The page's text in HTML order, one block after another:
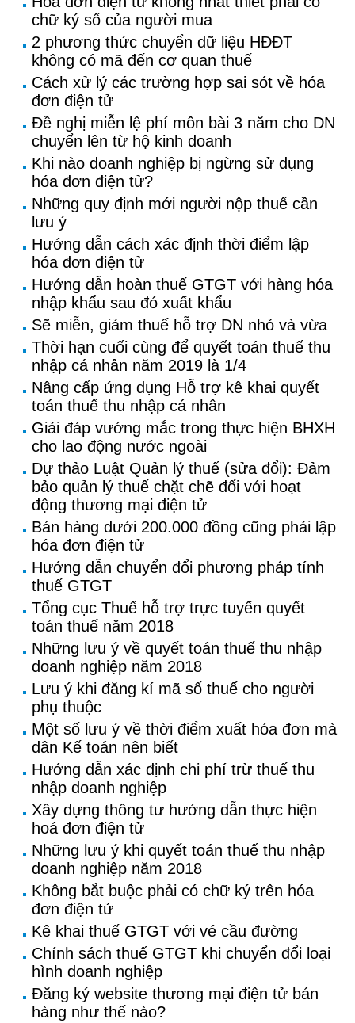
chữ ký số của người mua
2 phương thức chuyển dữ liệu HĐĐT
không có mã đến cơ quan thuế
Cách xử lý các trường hợp sai sót về hóa
đơn điện tử
Đề nghị miễn lệ phí môn bài 3 năm cho DN
chuyển lên từ hộ kinh doanh
Khi nào doanh nghiệp bị ngừng sử dụng
hóa đơn điện tử?
Những quy định mới người nộp thuế cần
lưu ý
Hướng dẫn cách xác định thời điểm lập
hóa đơn điện tử
Hướng dẫn hoàn thuế GTGT với hàng hóa
nhập khẩu sau đó xuất khẩu
Sẽ miễn, giảm thuế hỗ trợ DN nhỏ và vừa
Thời hạn cuối cùng để quyết toán thuế thu
nhập cá nhân năm 2019 là 1/4
Nâng cấp ứng dụng Hỗ trợ kê khai quyết
toán thuế thu nhập cá nhân
Giải đáp vướng mắc trong thực hiện BHXH
cho lao động nước ngoài
Dự thảo Luật Quản lý thuế (sửa đổi): Đảm
bảo quản lý thuế chặt chẽ đối với hoạt
động thương mại điện tử
Bán hàng dưới 200.000 đồng cũng phải lập
hóa đơn điện tử
Hướng dẫn chuyển đổi phương pháp tính
thuế GTGT
Tổng cục Thuế hỗ trợ trực tuyến quyết
toán thuế năm 2018
Những lưu ý về quyết toán thuế thu nhập
doanh nghiệp năm 2018
Lưu ý khi đăng kí mã số thuế cho người
phụ thuộc
Một số lưu ý về thời điểm xuất hóa đơn mà
dân Kế toán nên biết
Hướng dẫn xác định chi phí trừ thuế thu
nhập doanh nghiệp
Xây dựng thông tư hướng dẫn thực hiện
hoá đơn điện tử
Những lưu ý khi quyết toán thuế thu nhập
doanh nghiệp năm 2018
Không bắt buộc phải có chữ ký trên hóa
đơn điện tử
Kê khai thuế GTGT với vé cầu đường
Chính sách thuế GTGT khi chuyển đổi loại
hình doanh nghiệp
Đăng ký website thương mại điện tử bán
hàng như thế nào?